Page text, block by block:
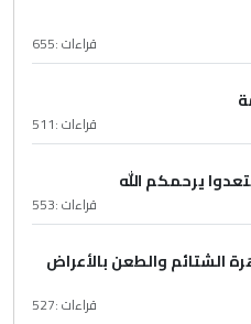
قراءات :655
قراءات :511
يرحمكم الله
قراءات :553
الشتائم والطعن بالأعراض
قراءات :527